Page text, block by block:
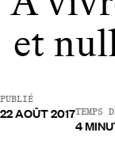
et
PUBLIÉ
22 AOÛT 2017TEMPS
4